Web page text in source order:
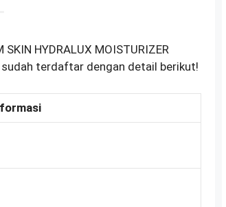
HYDRALUX MOISTURIZER
terdaftar dengan detail berikut!